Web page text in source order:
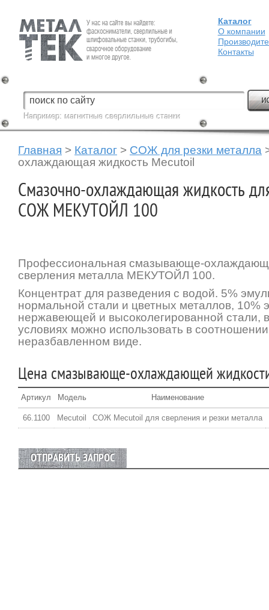
Fein — Профессиональный электроинструмент для обработки
металла.
Каталог
О компании
Контакты
Например: магнитные сверлильные станки
Главная > Каталог > СОЖ для резки металла
охлаждающая жидкость Mecutoil
Смазочно-охлаждающая жидкость
СОЖ МЕКУТОЙЛ 100
Профессиональная смазывающе-
сверления металла МЕКУТОЙЛ 100.
Концентрат для разведения с водой. 5%
нормальной стали и цветных металлов, 10%
нержавеющей и высоколегированной стали,
условиях можно использовать в
неразбавленном виде.
Цена смазывающе-охлаждающей
Артикул Модель Наименование
66.1100 Mecutoil СОЖ Mecutoil для сверления и резки металла
ОТПРАВИТЬ ЗАПРОС